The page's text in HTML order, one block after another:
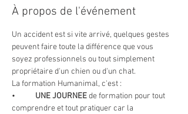
À propos de l'événement
Un accident est si vite arrivé, quelques gestes
peuvent faire toute la différence que vous
soyez professionnels ou tout simplement
propriétaire d'un chien ou d'un chat.
La formation Humanimal, c'est :
UNE JOURNEE de formation pour tout
comprendre et tout pratiquer car la